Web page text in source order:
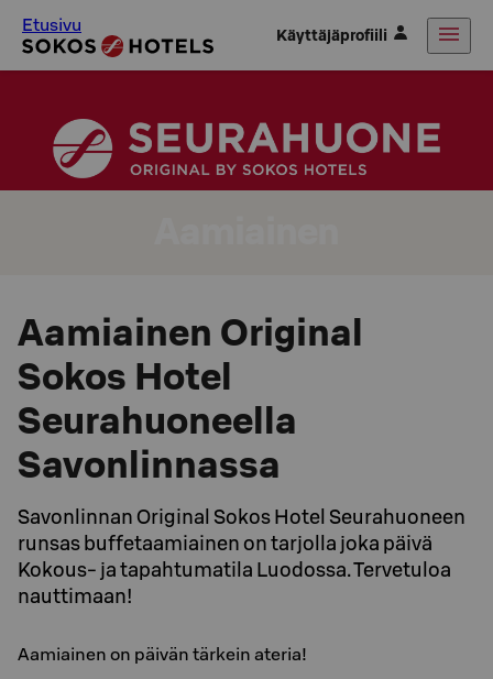
Etusivu Käyttäjäprofiili
Aamiainen Original
Sokos Hotel
Seurahuoneella
Savonlinnassa
Savonlinnan Original Sokos Hotel Seurahuoneen
runsas buffetaamiainen on tarjolla joka päivä
Kokous- ja tapahtumatila Luodossa. Tervetuloa
nauttimaan!
Aamiainen on päivän tärkein ateria!